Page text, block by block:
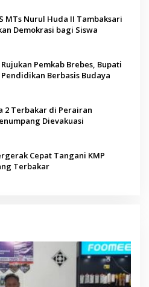
MTs Nurul Huda II Tambaksari
Demokrasi bagi Siswa
Pemkab Brebes, Bupati
Berbasis Budaya
2 Terbakar di Perairan
Dievakuasi
Cepat Tangani KMP
Terbakar